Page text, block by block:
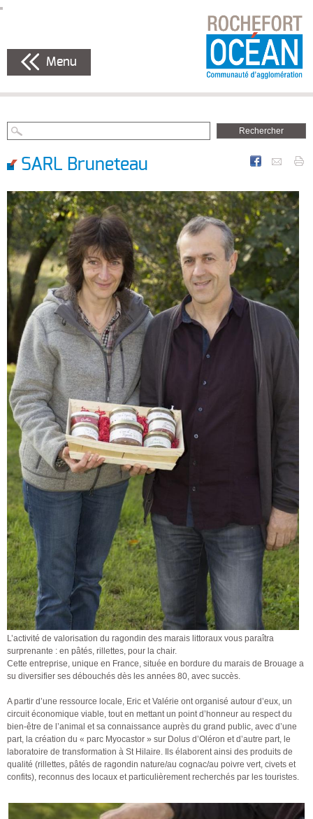
Menu
SARL Bruneteau
L’activité de valorisation du ragondin des marais littoraux vous paraîtra
surprenante : en pâtés, rillettes, pour la chair.
Cette entreprise, unique en France, située en bordure du marais de Brouage a
su diversifier ses débouchés dès les années 80, avec succès.
A partir d’une ressource locale, Eric et Valérie ont organisé autour d’eux, un
circuit économique viable, tout en mettant un point d’honneur au respect du
bien-être de l’animal et sa connaissance auprès du grand public, avec d’une
part, la création du « parc Myocastor » sur Dolus d’Oléron et d’autre part, le
laboratoire de transformation à St Hilaire. Ils élaborent ainsi des produits de
qualité (rillettes, pâtés de ragondin nature/au cognac/au poivre vert, civets et
confits), reconnus des locaux et particulièrement recherchés par les touristes.